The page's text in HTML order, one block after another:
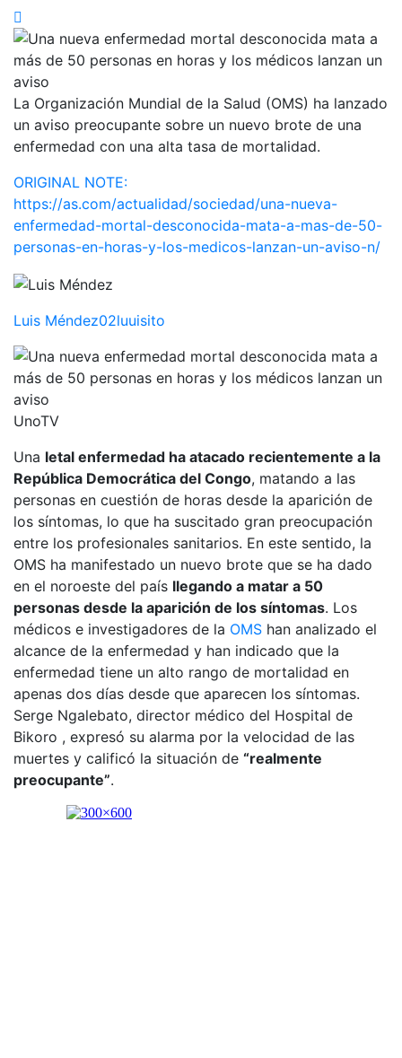
La Organización Mundial de la Salud (OMS) ha lanzado
un aviso preocupante sobre un nuevo brote de una
enfermedad con una alta tasa de mortalidad.
ORIGINAL NOTE:
https://as.com/actualidad/sociedad/una-nueva-
enfermedad-mortal-desconocida-mata-a-mas-de-50-
personas-en-horas-y-los-medicos-lanzan-un-aviso-n/
Luis Méndez02luuisito
UnoTV
Una letal enfermedad ha atacado recientemente a la
República Democrática del Congo, matando a las
personas en cuestión de horas desde la aparición de
los síntomas, lo que ha suscitado gran preocupación
entre los profesionales sanitarios. En este sentido, la
OMS ha manifestado un nuevo brote que se ha dado
en el noroeste del país llegando a matar a 50
personas desde la aparición de los síntomas. Los
médicos e investigadores de la OMS han analizado el
alcance de la enfermedad y han indicado que la
enfermedad tiene un alto rango de mortalidad en
apenas dos días desde que aparecen los síntomas.
Serge Ngalebato, director médico del Hospital de
Bikoro , expresó su alarma por la velocidad de las
muertes y calificó la situación de “realmente
preocupante”.